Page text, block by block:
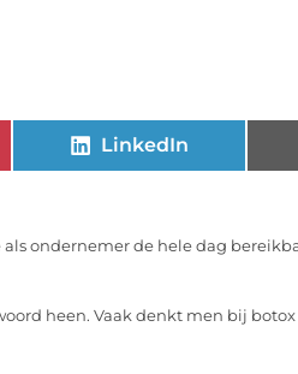
LinkedIn
ondernemer de hele dag
heen. Vaak denkt men bij